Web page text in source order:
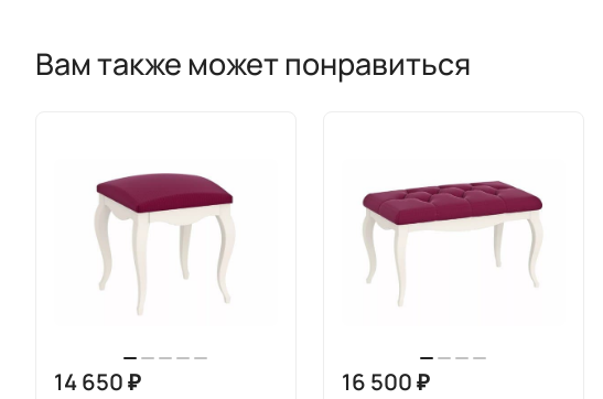
Вам также может понравиться
14 650 ₽ 16 500 ₽